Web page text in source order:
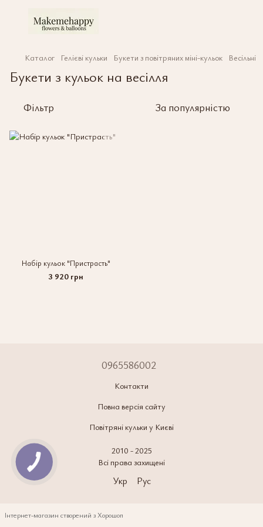
Каталог Гелієві кульки Букети з повітряних міні-кульок Весільні
Букети з кульок на весілля
Фільтр За популярністю
Набір кульок "Пристрасть"
3 920 грн
0965586002
Контакти
Повна версія сайту
Повітряні кульки у Києві
2010 - 2025
Всі права захищені
Укр Рус
Інтернет-магазин створений з Хорошоп